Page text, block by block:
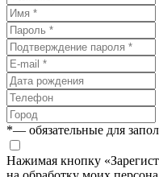
*— обязательные для
Нажимая кнопку